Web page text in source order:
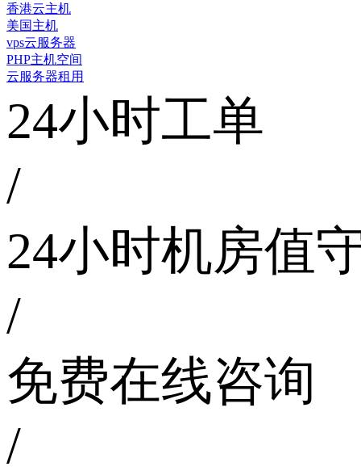
香港云主机
美国主机
vps云服务器
PHP主机空间
云服务器租用
24小时工单
/
24小时机房值
/
免费在线咨询
/